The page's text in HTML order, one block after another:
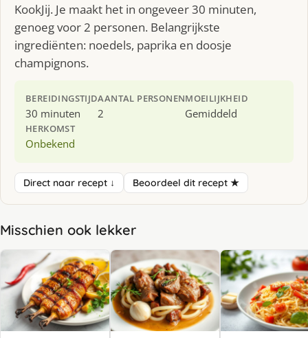
KookJij. Je maakt het in ongeveer 30 minuten,
genoeg voor 2 personen. Belangrijkste
ingrediënten: noedels, paprika en doosje
champignons.
BEREIDINGSTIJD
30 minuten
AANTAL PERSONEN
2
MOEILIJKHEID
Gemiddeld
HERKOMST
Onbekend
Direct naar recept ↓ Beoordeel dit recept ★
Misschien ook lekker